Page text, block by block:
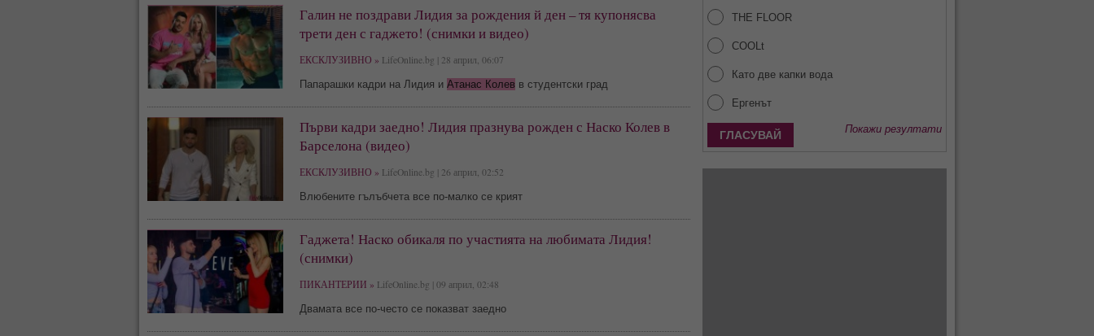
Галин не поздрави Лидия за рождения й ден – тя купонясва
трети ден с гаджето! (снимки и видео)
ЕКСКЛУЗИВНО » LifeOnline.bg | 28 април, 06:07
Папарашки кадри на Лидия и Атанас Колев в студентски град
Първи кадри заедно! Лидия празнува рожден с Наско Колев в
Барселона (видео)
ЕКСКЛУЗИВНО » LifeOnline.bg | 26 април, 02:52
Влюбените гълъбчета все по-малко се крият
Гаджета! Наско обикаля по участията на любимата Лидия!
(снимки)
ПИКАНТЕРИИ » LifeOnline.bg | 09 април, 02:48
Двамата все по-често се показват заедно
THE FLOOR
COOLt
Като две капки вода
Ергенът
Покажи резултати